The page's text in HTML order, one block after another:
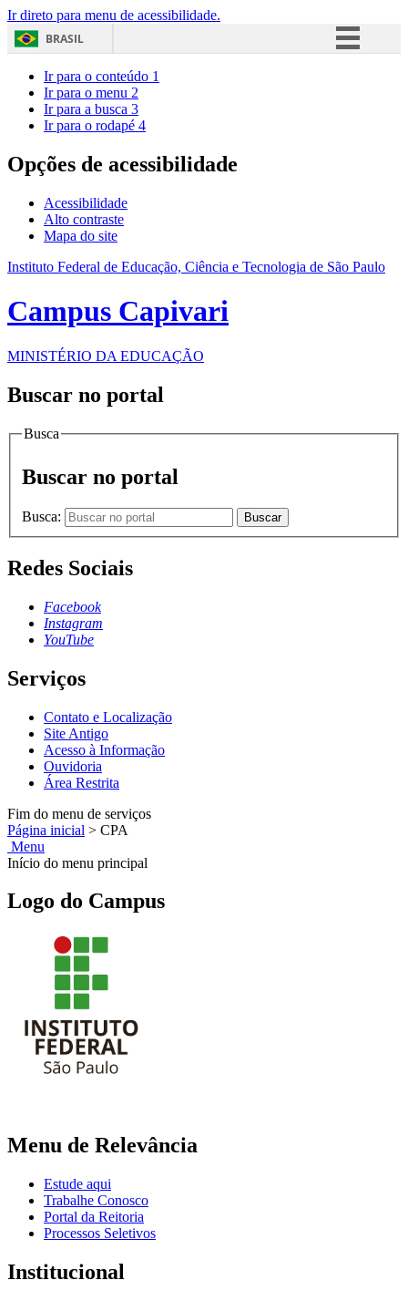
Ir direto para menu de acessibilidade.
BRASIL
Acesso à informação
Ir para o conteúdo 1
Ir para o menu 2
Ir para a busca 3
Ir para o rodapé 4
Opções de acessibilidade
Acessibilidade
Alto contraste
Mapa do site
Instituto Federal de Educação, Ciência e Tecnologia de São Paulo
Campus Capivari
MINISTÉRIO DA EDUCAÇÃO
Buscar no portal
Busca
Buscar no portal
Busca: Buscar
Redes Sociais
Facebook
Instagram
YouTube
Serviços
Contato e Localização
Site Antigo
Acesso à Informação
Ouvidoria
Área Restrita
Fim do menu de serviços
Página inicial > CPA
Menu
Início do menu principal
Logo do Campus
Menu de Relevância
Estude aqui
Trabalhe Conosco
Portal da Reitoria
Processos Seletivos
Institucional